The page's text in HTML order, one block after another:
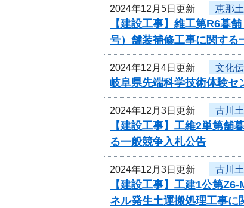
2024年12月5日更新 恵那
【建設工事】維工第R6暮
号）舗装補修工事に関する
2024年12月4日更新 文化
岐阜県先端科学技術体験
2024年12月3日更新 古川
【建設工事】工維2単第
る一般競争入札公告
2024年12月3日更新 古川
【建設工事】工建1公第
ネル発生土運搬処理工事に